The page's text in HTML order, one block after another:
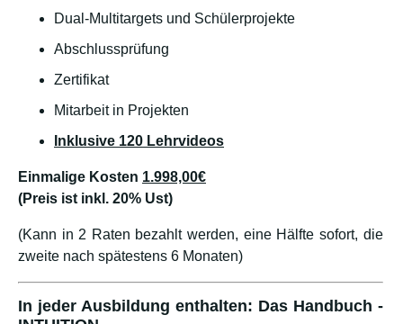
Dual-Multitargets und Schülerprojekte
Abschlussprüfung
Zertifikat
Mitarbeit in Projekten
Inklusive 120 Lehrvideos
Einmalige Kosten 1.998,00€
(Preis ist inkl. 20% Ust)
(Kann in 2 Raten bezahlt werden, eine Hälfte sofort, die
zweite nach spätestens 6 Monaten)
In jeder Ausbildung enthalten: Das Handbuch -